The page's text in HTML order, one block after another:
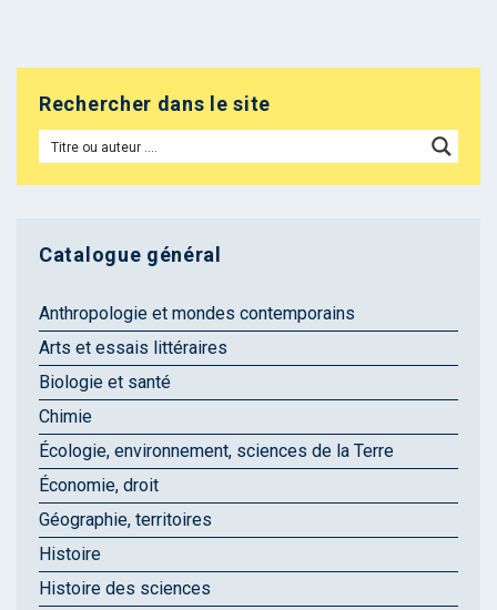
Rechercher dans le site
Catalogue général
Anthropologie et mondes contemporains
Arts et essais littéraires
Biologie et santé
Chimie
Écologie, environnement, sciences de la Terre
Économie, droit
Géographie, territoires
Histoire
Histoire des sciences